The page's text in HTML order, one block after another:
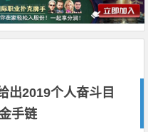
出2019个人奋斗目
手链